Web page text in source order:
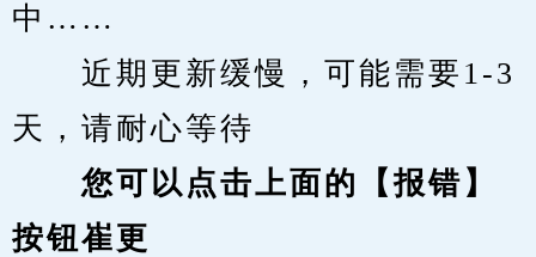
中……
近期更新缓慢，可能需要1-3
天，请耐心等待
您可以点击上面的【报错】
按钮崔更